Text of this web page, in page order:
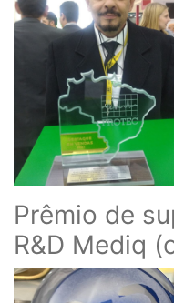
Prêmio de
R&D Mediq